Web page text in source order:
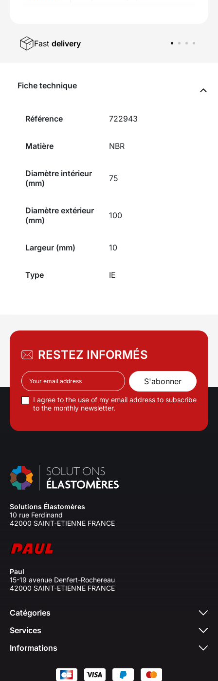
Fast delivery
Fiche technique
Référence 722943
Matière NBR
Diamètre intérieur
(mm)
75
Diamètre extérieur
(mm)
100
Largeur (mm) 10
Type IE
RESTEZ INFORMÉS
I agree to the use of my email address to subscribe
to the monthly newsletter.
Solutions Élastomères
10 rue Ferdinand
42000 SAINT-ETIENNE FRANCE
Paul
15-19 avenue Denfert-Rochereau
42000 SAINT-ETIENNE FRANCE
Catégories
Services
Informations